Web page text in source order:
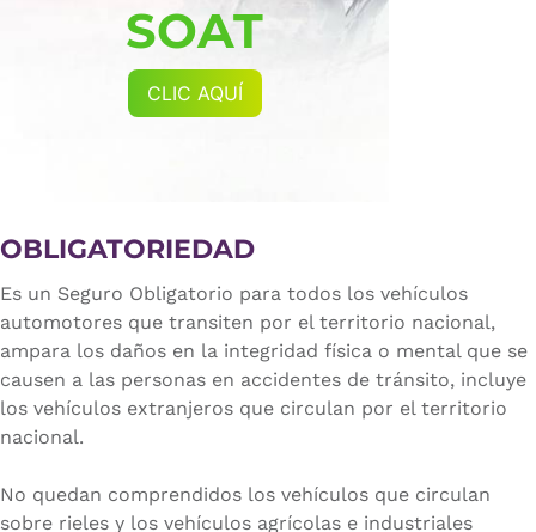
SOAT
CLIC AQUÍ
OBLIGATORIEDAD
Es un Seguro Obligatorio para todos los vehículos
automotores que transiten por el territorio nacional,
ampara los daños en la integridad física o mental que se
causen a las personas en accidentes de tránsito, incluye
los vehículos extranjeros que circulan por el territorio
nacional.
No quedan comprendidos los vehículos que circulan
sobre rieles y los vehículos agrícolas e industriales